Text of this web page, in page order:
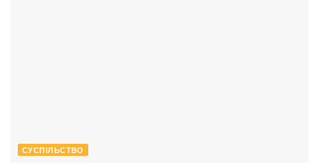
СУСПІЛЬСТВО